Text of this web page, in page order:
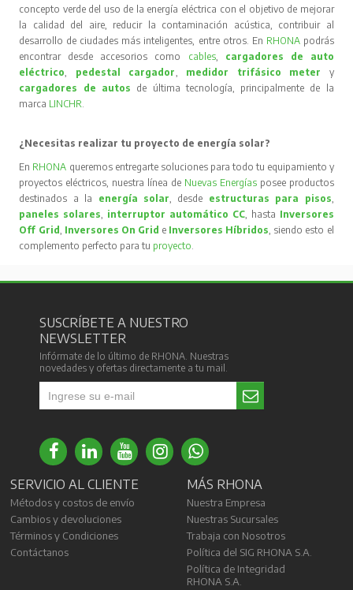
concepto verde del uso de la energía eléctrica con el objetivo de mejorar
la calidad del aire, reducir la contaminación acústica, contribuir al
desarrollo de ciudades más inteligentes, entre otros. En RHONA podrás
encontrar desde accesorios como cables, cargadores de auto
eléctrico
pedestal cargador medidor trifásico meter
y
cargadores de autos de última tecnología, principalmente de la
marca LINCHR
¿Necesitas realizar tu proyecto de energía solar?
En RHONA queremos entregarte soluciones para todo tu equipamiento y
proyectos eléctricos, nuestra línea de Nuevas Energíasposee productos
destinados a la energía solar , desde estructuras para pisos
paneles solares
interruptor automático CC, hasta Inversores
Off Grid Inversores On Grid e Inversores Híbridos , siendo esto el
complemento perfecto para tu proyecto
SUSCRÍBETE A NUESTRO
NEWSLETTER
Infórmate de lo último de RHONA. Nuestras
novedades y ofertas directamente a tu mail.
SERVICIO AL CLIENTE
Métodos y costos de envío
Cambios y devoluciones
Términos y Condiciones
Contáctanos
MÁS RHONA
Nuestra Empresa
Nuestras Sucursales
Trabaja con Nosotros
Política del SIG RHONA S.A.
Política de Integridad
RHONA S.A.